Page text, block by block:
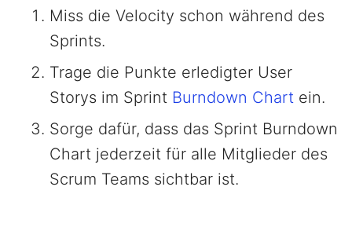
Miss die Velocity schon während des
Sprints.
Trage die Punkte erledigter User
Storys im Sprint Burndown Chart ein.
Sorge dafür, dass das Sprint Burndown
Chart jederzeit für alle Mitglieder des
Scrum Teams sichtbar ist.